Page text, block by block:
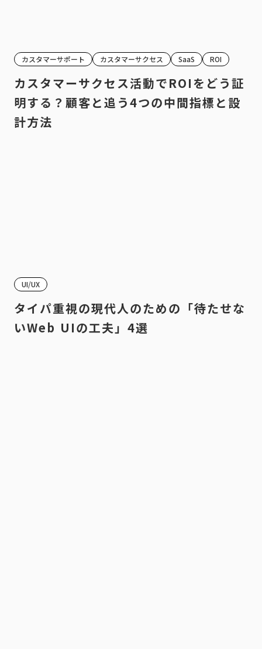
カスタマーサポート カスタマーサクセス SaaS ROI
カスタマーサクセス活動でROIをどう証
明する？顧客と追う4つの中間指標と設
計方法
UI/UX
タイパ重視の現代人のための「待たせな
いWeb UIの工夫」4選